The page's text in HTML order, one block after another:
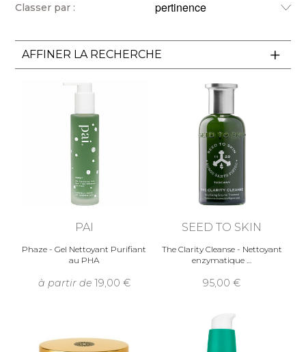
Classer par :
AFFINER LA RECHERCHE
PAI
Phaze - Gel Nettoyant Purifiant
au PHA
à partir de 19,00
SEED TO SKIN
The Clarity Cleanse - Nettoyant
enzymatique
95,00